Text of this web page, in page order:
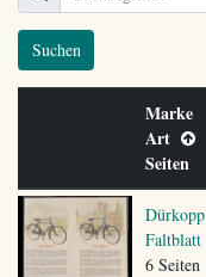
Suchen
Marke
Art
Seiten
Dürkopp
Faltblatt
6 Seiten